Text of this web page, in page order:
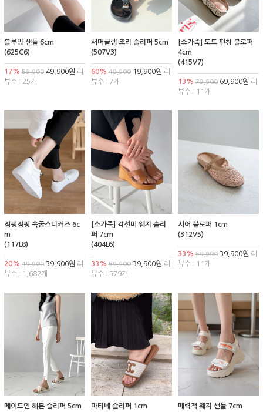
블루밍 샌들 6cm
(625C6)
17% 59,900 49,900원 리
뷰수 : 25개
서머글램 조리 슬리퍼 5cm
(507V3)
60% 49,90019,900원 리
뷰수 : 7개
[소가죽] 도트 펀칭 블로퍼
4cm
(415V7)
13% 79,90069,900원 리
뷰수 : 11개
점핑점핑 속굽스니커즈 6c
m
(117L8)
20% 49,900 39,900원 리
뷰수 : 1,682개
[소가죽] 각선미 웨지 슬리
퍼 7cm
(404L6)
33% 59,90039,900원 리
뷰수 : 579개
시어 블로퍼 1cm
(312V5)
33% 59,90039,900원 리
뷰수 : 11개
메이드인 헤븐 슬리퍼 5cm
마티네 슬리퍼 1cm
매력적 웨지 샌들 7cm